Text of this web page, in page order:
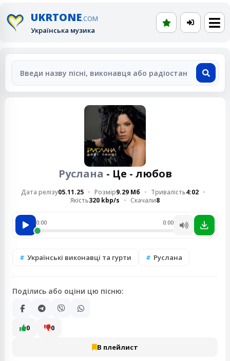
UKRTONE.COM
Українська музика
Руслана - Це - любов
Дата релізу05.11.25 Розмір9.29 Мб Тривалість4:02
Якість320 kbp/s Скачали8
0:00 0:00
Українські виконавці та гурти Руслана
Поділись або оціни цю пісню:
0 0
В плейлист